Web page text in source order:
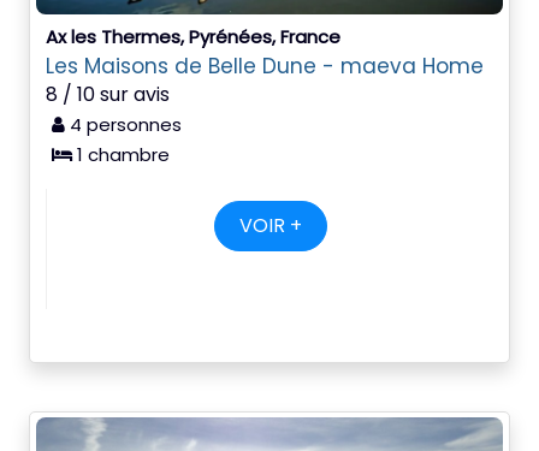
Ax les Thermes, Pyrénées, France
Les Maisons de Belle Dune - maeva Home
8 / 10 sur avis
4 personnes
1 chambre
VOIR +